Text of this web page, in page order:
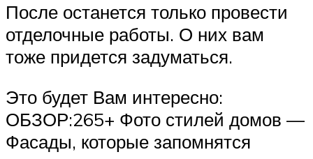
После останется только провести
отделочные работы. О них вам
тоже придется задуматься.
Это будет Вам интересно:
ОБЗОР:265+ Фото стилей домов —
Фасады, которые запомнятся